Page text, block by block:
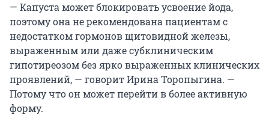
— Капуста может блокировать усвоение йода,
поэтому она не рекомендована пациентам с
недостатком гормонов щитовидной железы,
выраженным или даже субклиническим
гипотиреозом без ярко выраженных клинических
проявлений, — говорит Ирина Торопыгина. —
Потому что он может перейти в более активную
форму.